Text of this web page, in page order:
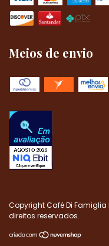
Meios de envio
Copyright Café Di Famiglia
direitos reservados.